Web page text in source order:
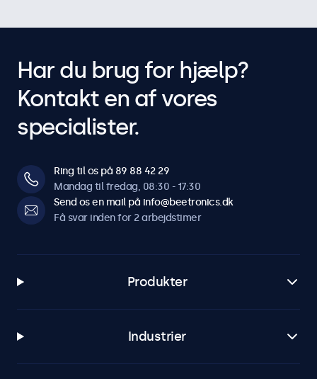
Har du brug for hjælp?
Kontakt en af vores
specialister.
Ring til os på 89 88 42 29
Mandag til fredag, 08:30 - 17:30
Send os en mail på info@beetronics.dk
Få svar inden for 2 arbejdstimer
Produkter
Industrier